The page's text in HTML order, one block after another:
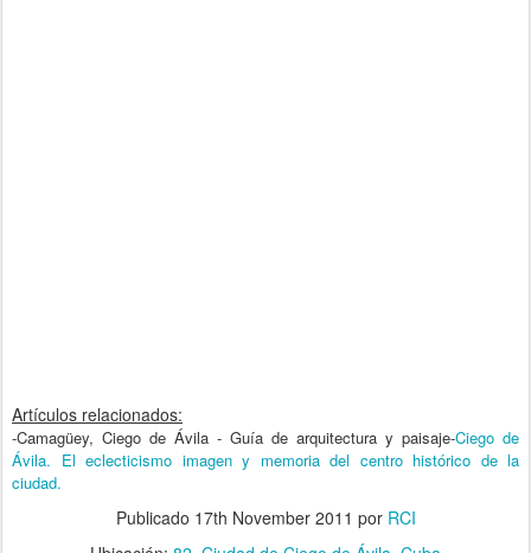
Artículos relacionados:
-Camagüey, Ciego de Ávila - Guía de arquitectura y paisaje-Ciego de
Ávila. El eclecticismo imagen y memoria del centro histórico de la
ciudad.
Publicado 17th November 2011 por RCI